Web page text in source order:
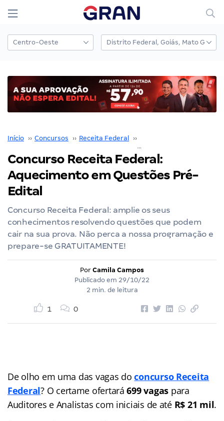
Início ›› Concursos ›› Receita Federal ››
Concurso Receita Federal:
Aquecimento em Questões Pré-
Edital
Concurso Receita Federal: amplie os seus
conhecimentos resolvendo questões que podem
cair na sua prova. Não perca a nossa programação e
prepare-se GRATUITAMENTE!
Por Camila Campos
Publicado em 29/10/22
2 min. de leitura
1 0
De olho em uma das vagas doconcurso Receita
Federal? O certame ofertará699 vagas para
Auditores e Analistas com iniciais de atéR$ 21 mil.